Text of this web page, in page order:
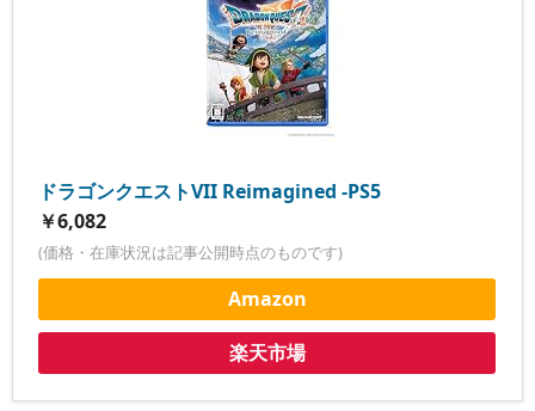
ドラゴンクエストVII Reimagined -PS5
￥6,082
(価格・在庫状況は記事公開時点のものです)
Amazon
楽天市場